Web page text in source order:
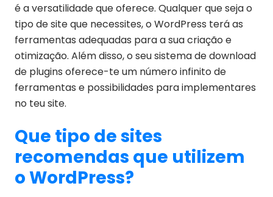
é a versatilidade que oferece. Qualquer que seja o
tipo de site que necessites, o WordPress terá as
ferramentas adequadas para a sua criação e
otimização. Além disso, o seu sistema de download
de plugins oferece-te um número infinito de
ferramentas e possibilidades para implementares
no teu site.
Que tipo de sites
recomendas que utilizem
o WordPress?